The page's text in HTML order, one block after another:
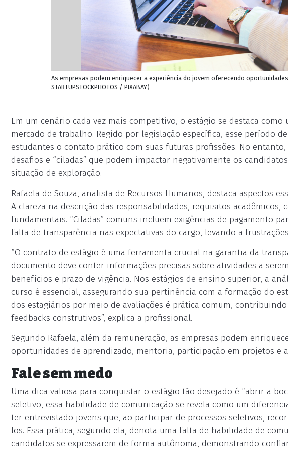
As empresas podem enriquecer a experiência do jovem oferecendo
STARTUPSTOCKPHOTOS / PIXABAY)
Em um cenário cada vez mais competitivo, o estágio se destaca
mercado de trabalho. Regido por legislação específica, esse período
estudantes o contato prático com suas futuras profissões. No
desafios e “ciladas” que podem impactar negativamente os
situação de exploração.
Rafaela de Souza, analista de Recursos Humanos, destaca aspectos
A clareza na descrição das responsabilidades, requisitos acadêmicos,
fundamentais. “Ciladas” comuns incluem exigências de pagamento
falta de transparência nas expectativas do cargo, levando a
“O contrato de estágio é uma ferramenta crucial na garantia da
documento deve conter informações precisas sobre atividades a
benefícios e prazo de vigência. Nos estágios de ensino superior, a
curso é essencial, assegurando sua pertinência com a formação do
dos estagiários por meio de avaliações é prática comum,
feedbacks construtivos”, explica a profissional.
Segundo Rafaela, além da remuneração, as empresas podem
oportunidades de aprendizado, mentoria, participação em projetos e
Fale sem medo
Uma dica valiosa para conquistar o estágio tão desejado é “abrir a
seletivo, essa habilidade de comunicação se revela como um
ter entrevistado jovens que, ao participar de processos seletivos,
los. Essa prática, segundo ela, denota uma falta de habilidade de
candidatos se expressarem de forma autônoma, demonstrando